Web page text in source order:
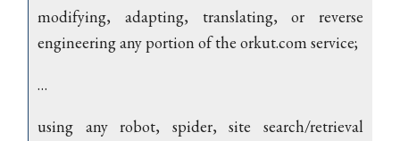
modifying, adapting, translating, or reverse
engineering any portion of the orkut.com service;
…
using any robot, spider, site search/retrieval